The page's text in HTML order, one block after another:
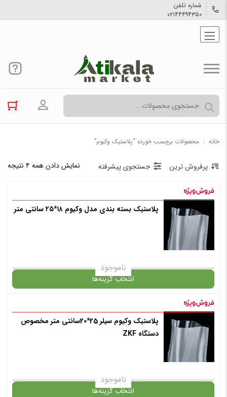
شماره تلفن
۰۲۱۴۴۴۹۴۳۵۰
ورود به
خانه / محصولات برچسب خورده “پلاستیک وکیوم”
نمایش دادن همه ۴ نتیجه پرفروش ترین جستجوی پیشرفته
پلاستیک بسته بندی مدل وکیوم ۱۸*۲۵ سانتی متر
ناموجود
انتخاب گزینه‌ها
گارانتی
انتخاب رنگ : بی رنگ
پلاستیک وکیوم سیلر 25*20سانتی متر مخصوص
دستگاه ZKF
ناموجود
انتخاب گزینه‌ها